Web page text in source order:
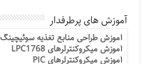
آموزش های پرطرفدار
آموزش طراحی منابع تغذیه سوئیچینگ
آموزش میکروکنترلرهای LPC1768
آموزش میکروکنترلرهای PIC